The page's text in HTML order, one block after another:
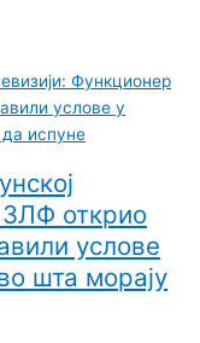
ЗЛФ открио
услове
шта морају